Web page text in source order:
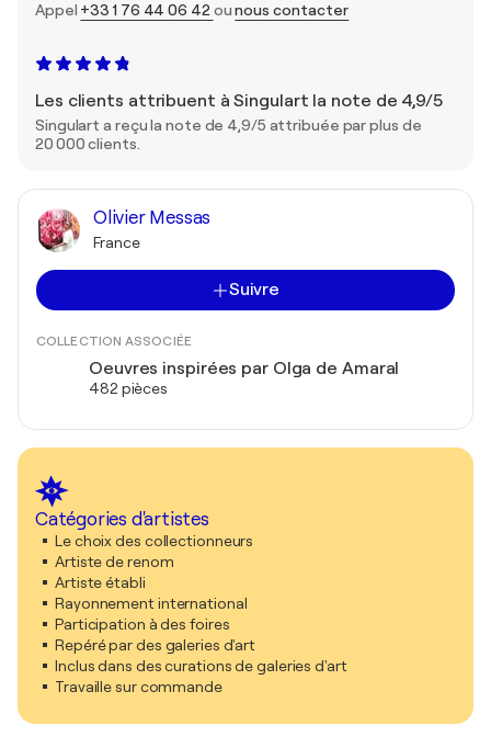
Appel +33 1 76 44 06 42 ounous contacter
Les clients attribuent à Singulart la note de 4,9/5
Singulart a reçu la note de 4,9/5 attribuée par plus de
20 000 clients.
Olivier Messas
France
Suivre
COLLECTION ASSOCIÉE
Oeuvres inspirées par Olga de Amaral
482 pièces
Catégories d'artistes
Le choix des collectionneurs
Artiste de renom
Artiste établi
Rayonnement international
Participation à des foires
Repéré par des galeries d'art
Inclus dans des curations de galeries d'art
Travaille sur commande